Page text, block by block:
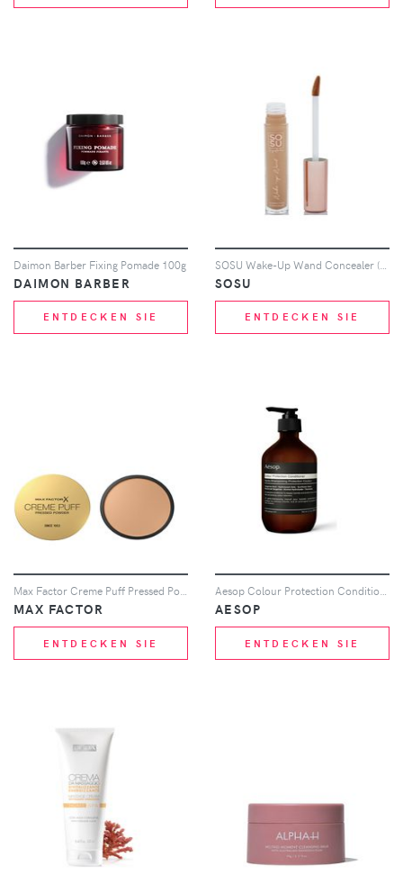
Daimon Barber Fixing Pomade 100g
DAIMON BARBER
ENTDECKEN SIE
SOSU
ENTDECKEN SIE
MAX FACTOR
ENTDECKEN SIE
AESOP
ENTDECKEN SIE